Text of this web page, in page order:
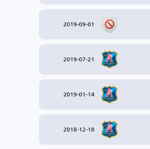
2019-09-01
2019-07-21
2019-01-14
2018-12-18